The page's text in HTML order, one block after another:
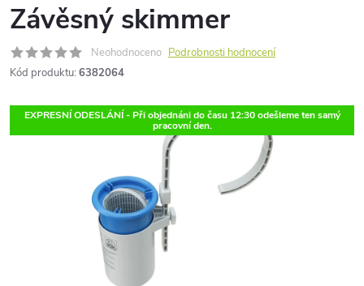
Závěsný skimmer
Neohodnoceno Podrobnosti hodnocení
Kód produktu: 6382064
EXPRESNÍ ODESLÁNÍ - Při objednáni do času 12:30 odešleme ten samý
pracovní den.